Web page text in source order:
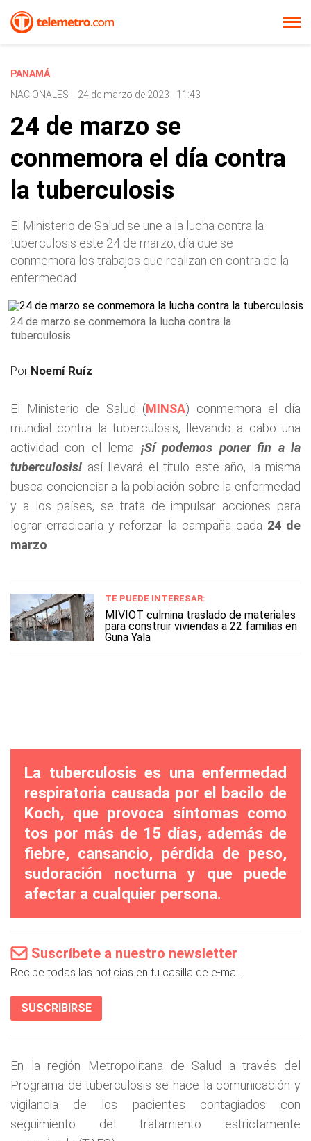
PANAMÁ
NACIONALES - 24 de marzo de 2023 - 11:43
24 de marzo se
conmemora el día contra
la tuberculosis
El Ministerio de Salud se une a la lucha contra la
tuberculosis este 24 de marzo, día que se
conmemora los trabajos que realizan en contra de la
enfermedad
24 de marzo se conmemora la lucha contra la
tuberculosis
Por Noemí Ruíz
El Ministerio de Salud (MINSA) conmemora el día
mundial contra la tuberculosis, llevando a cabo una
actividad con el lema ¡Sí podemos poner fin a la
tuberculosis! así llevará el titulo este año, la misma
busca concienciar a la población sobre la enfermedad
y a los países, se trata de impulsar acciones para
lograr erradicarla y reforzar la campaña cada 24 de
marzo
TE PUEDE INTERESAR:
MIVIOT culmina traslado de materiales
para construir viviendas a 22 familias en
Guna Yala
La tuberculosis es una enfermedad
respiratoria causada por el bacilo de
Koch, que provoca síntomas como
tos por más de 15 días, además de
fiebre, cansancio, pérdida de peso,
sudoración nocturna y que puede
afectar a cualquier persona.
Suscríbete a nuestro newsletter
Recibe todas las noticias en tu casilla de e-mail.
SUSCRIBIRSE
En la región Metropolitana de Salud a través del
Programa de tuberculosis se hace la comunicación y
vigilancia de los pacientes contagiados con
seguimiento del tratamiento estrictamente